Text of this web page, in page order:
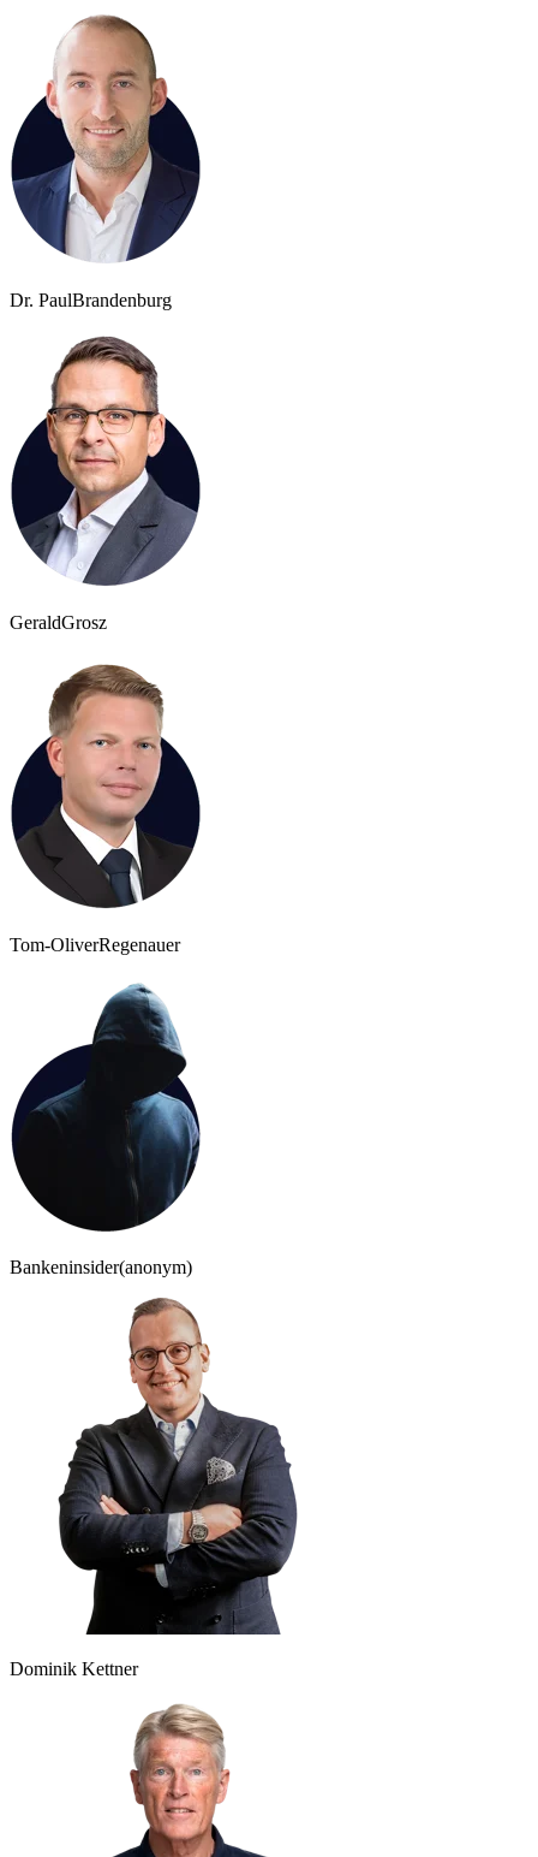
Dr. PaulBrandenburg
GeraldGrosz
Tom-OliverRegenauer
Bankeninsider(anonym)
Dominik Kettner